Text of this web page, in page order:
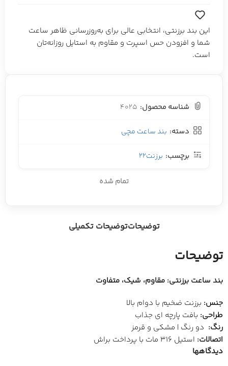
این بند برزنتی، انتخابی عالی برای به‌روزرسانی ظاهر ساعت
شما و افزودن حس اسپرت و مقاوم به استایل روزانه‌تان
است.
شناسه محصول: 4025
دسته: بند ساعت مچی
برچسب: برزنت22
تمام شده
توضیحاتتوضیحات تکمیلی
توضیحات
بند ساعت برزنتی: مقاوم، شیک، متفاوت
جنس: برزنت ضخیم با دوام بالا
طراحی: بافت پارچه ای جذاب
رنگ: دو رنگ | مشکی و قرمز
اتصالات: استیل 316 مات با پرداخت براش
دیدگاهها